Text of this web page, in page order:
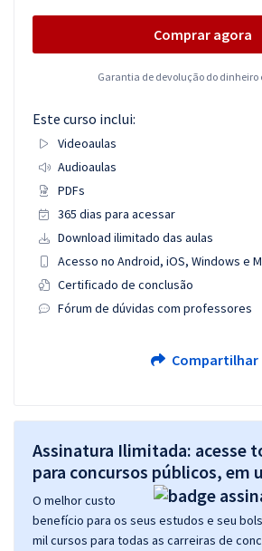
Comprar agora
Garantia de devolução do dinheiro
Este curso inclui:
Videoaulas
Audioaulas
PDFs
365 dias para acessar
Download ilimitado das aulas
Acesso no Android, iOS, Windows e
Certificado de conclusão
Fórum de dúvidas com professores
Compartilhar
Assinatura Ilimitada: acesse
para concursos públicos, em
O melhor custo
benefício para os seus estudos e seu
mil cursos para todas as carreiras de